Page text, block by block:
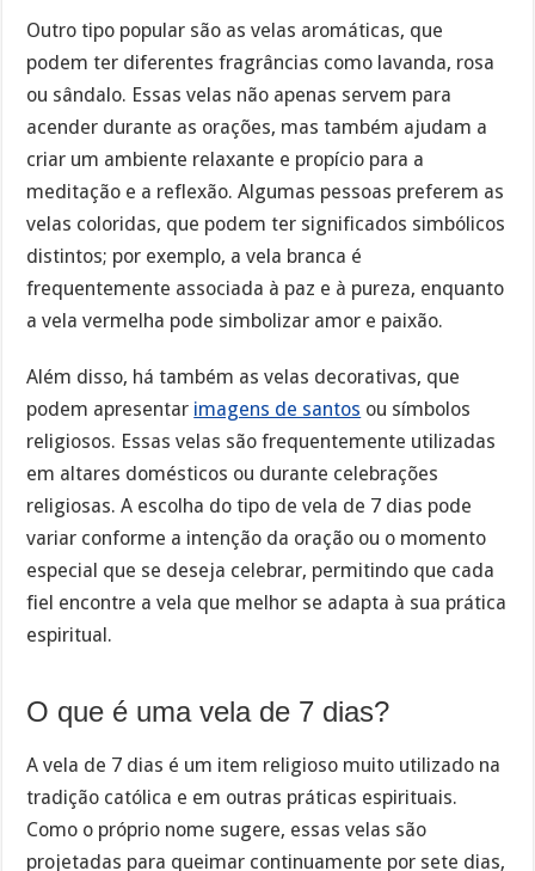
Outro tipo popular são as velas aromáticas, que
podem ter diferentes fragrâncias como lavanda, rosa
ou sândalo. Essas velas não apenas servem para
acender durante as orações, mas também ajudam a
criar um ambiente relaxante e propício para a
meditação e a reflexão. Algumas pessoas preferem as
velas coloridas, que podem ter significados simbólicos
distintos; por exemplo, a vela branca é
frequentemente associada à paz e à pureza, enquanto
a vela vermelha pode simbolizar amor e paixão.
Além disso, há também as velas decorativas, que
podem apresentar imagens de santos ou símbolos
religiosos. Essas velas são frequentemente utilizadas
em altares domésticos ou durante celebrações
religiosas. A escolha do tipo de vela de 7 dias pode
variar conforme a intenção da oração ou o momento
especial que se deseja celebrar, permitindo que cada
fiel encontre a vela que melhor se adapta à sua prática
espiritual.
O que é uma vela de 7 dias?
A vela de 7 dias é um item religioso muito utilizado na
tradição católica e em outras práticas espirituais.
Como o próprio nome sugere, essas velas são
projetadas para queimar continuamente por sete dias,